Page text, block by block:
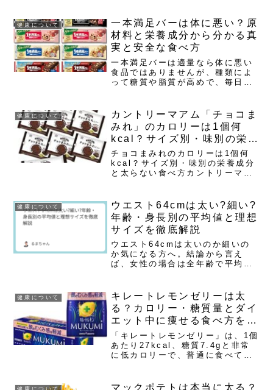
健康について
一本満足バーは体に悪い？原
材料と栄養成分から分かる真
実と安全な食べ方
一本満足バーは適量なら体に悪い
食品ではありませんが、種類によ
って糖質や脂質が高めで、毎日複
が「体に悪い」と言われる主因で
す。 特にシリアル系は1本で180
から200kcal前後かつ...
健康について
カントリーマアム「チョコま
みれ」のカロリーは1個何
kcal？サイズ別・味別の栄養
成分と太らない食べ方
チョコまみれのカロリーは1個何
kcal？サイズ別・味別の栄養成分
と太らない食べ方カントリーマア
脂質が高く、食べ過ぎると太りや
すいお菓子です。しかし、1日2か
ら3個までと量を決...
健康について
ウエスト64cmは太い?細い?
年齢・身長別の平均値と理想
サイズを徹底解説
ウエスト64cmは太いのか細いの
か気になる方へ。結論から言え
ば、女性の場合は全年齢で平均よ
均ウエストは67から70cm、男性
は73から80cmであり、64cmはい
ずれも平均を下回...
健康について
キレートレモンゼリーは太
る？カロリー・糖質量とダイ
エット中に痩せる食べ方を徹
底解説
「キレートレモンゼリー」は、1個
あたり27kcal、糖質7.4gと非常
に低カロリーで、普通に食べてい
疲労感を軽減し、代謝をサポート
健康について
マックポテトは本当に太る？